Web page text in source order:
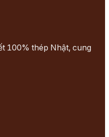
100% thép Nhật, cung